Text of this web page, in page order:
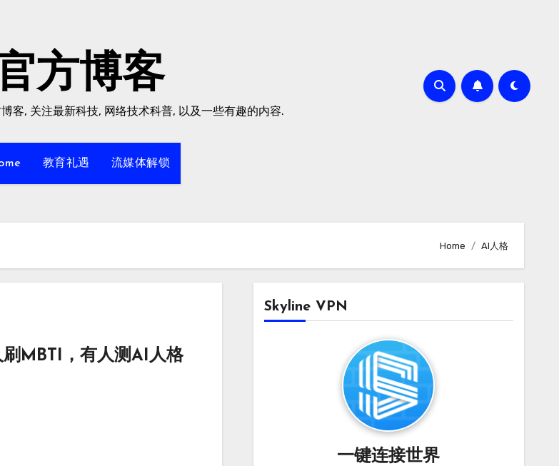
方博客
客, 关注最新科技, 网络技术科普, 以及一些有趣的内容.
教育礼遇 流媒体解锁
Home AI人格
刷MBTI，有人测AI人格
Skyline VPN
一键连接世界